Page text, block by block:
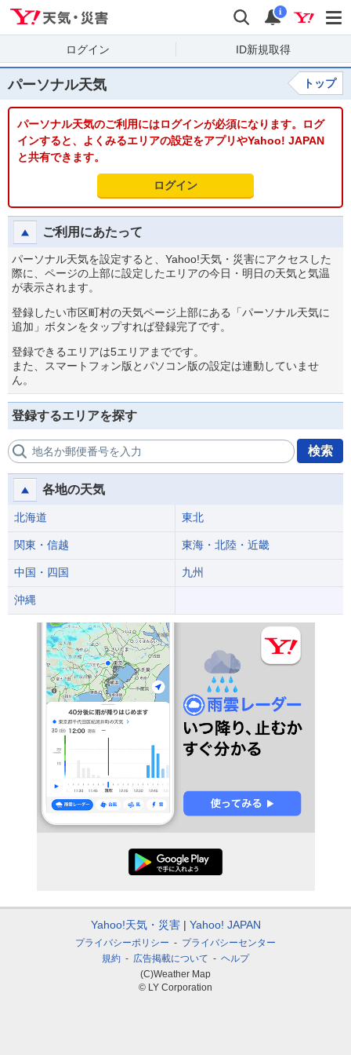
検索 通知
i
ログイン ID新規取得
パーソナル天気 トップ
パーソナル天気のご利用にはログインが必須になります。ログ
インすると、よくみるエリアの設定をアプリやYahoo! JAPAN
と共有できます。
ログイン
ご利用にあたって
パーソナル天気を設定すると、Yahoo!天気・災害にアクセスした
際に、ページの上部に設定したエリアの今日・明日の天気と気温
が表示されます。
登録したい市区町村の天気ページ上部にある「パーソナル天気に
追加」ボタンをタップすれば登録完了です。
登録できるエリアは5エリアまでです。
また、スマートフォン版とパソコン版の設定は連動していませ
ん。
登録するエリアを探す
地名か郵便番号を入力 検索
各地の天気
北海道 東北
関東・信越 東海・北陸・近畿
中国・四国 九州
沖縄
Yahoo!天気・災害 Yahoo! JAPAN
プライバシーポリシー
プライバシーセンター
規約
広告掲載について
ヘルプ
(C)Weather Map
© LY Corporation